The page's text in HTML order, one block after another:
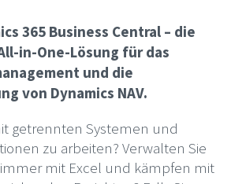
365 Business Central – die
in-One-Lösung für das
und die
von Dynamics NAV.
getrennten Systemen und
zu arbeiten? Verwalten Sie
immer mit Excel und kämpfen mit